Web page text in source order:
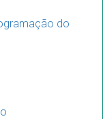
do